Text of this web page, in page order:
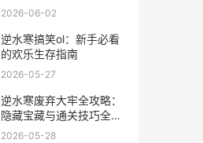
2026-06-02
逆水寒搞笑ol：新手必看
的欢乐生存指南
2026-05-27
逆水寒废弃大牢全攻略：
隐藏宝藏与通关技巧全解
析
2026-05-28